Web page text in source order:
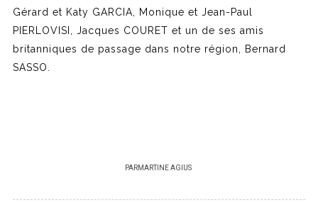
Gérard et Katy GARCIA, Monique et Jean-Paul
PIERLOVISI, Jacques COURET et un de ses amis
britanniques de passage dans notre région, Bernard
SASSO.
PARMARTINE AGIUS